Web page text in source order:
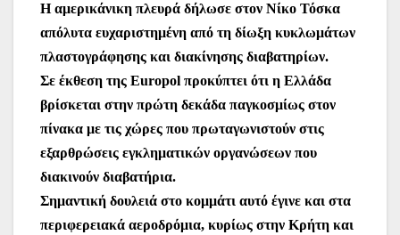
Η αμερικάνικη πλευρά δήλωσε στον Νίκο Τόσκα
απόλυτα ευχαριστημένη από τη δίωξη κυκλωμάτων
πλαστογράφησης και διακίνησης διαβατηρίων.
Σε έκθεση της Europol προκύπτει ότι η Ελλάδα
βρίσκεται στην πρώτη δεκάδα παγκοσμίως στον
πίνακα με τις χώρες που πρωταγωνιστούν στις
εξαρθρώσεις εγκληματικών οργανώσεων που
διακινούν διαβατήρια.
Σημαντική δουλειά στο κομμάτι αυτό έγινε και στα
περιφερειακά αεροδρόμια, κυρίως στην Κρήτη και